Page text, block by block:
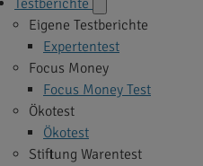
Testberichte
Eigene Testberichte
Expertentest
Focus Money
Focus Money Test
Ökotest
Ökotest
Stiftung Warentest